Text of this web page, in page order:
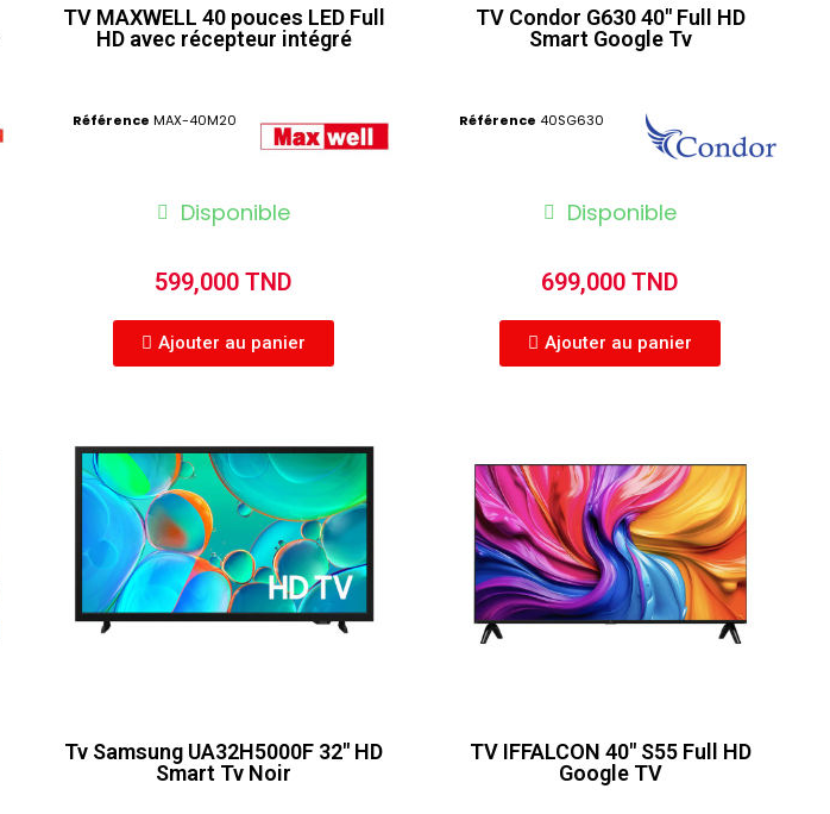
TV MAXWELL 40 pouces LED Full
HD avec récepteur intégré
Référence MAX-40M20
Disponible
599,000 TND
Ajouter au panier
TV Condor G630 40" Full HD
Smart Google Tv
Référence 40SG630
Disponible
699,000 TND
Ajouter au panier
Tv Samsung UA32H5000F 32" HD
Smart Tv Noir
TV IFFALCON 40" S55 Full HD
Google TV